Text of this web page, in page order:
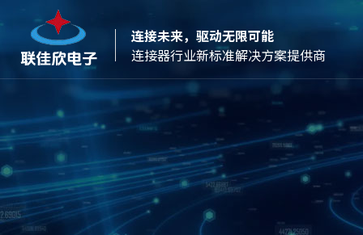
连接未来，驱动无限可能
连接器行业新标准解决方案提供商